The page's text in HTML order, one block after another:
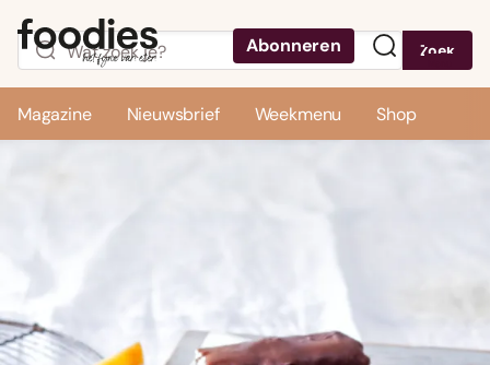
Abonneren Zoek
Magazine Nieuwsbrief Weekmenu Shop